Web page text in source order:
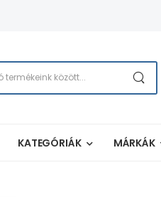
KATEGÓRIÁK MÁRKÁK